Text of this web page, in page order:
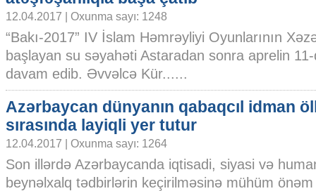
12.04.2017 | Oxunma sayı: 1248
“Bakı-2017” IV İslam Həmrəyliyi Oyunlarının
başlayan su səyahəti Astaradan sonra aprelin
davam edib. Əvvəlcə Kür......
Azərbaycan dünyanın qabaqcıl idman
sırasında layiqli yer tutur
12.04.2017 | Oxunma sayı: 1264
Son illərdə Azərbaycanda iqtisadi, siyasi və
beynəlxalq tədbirlərin keçirilməsinə mühüm